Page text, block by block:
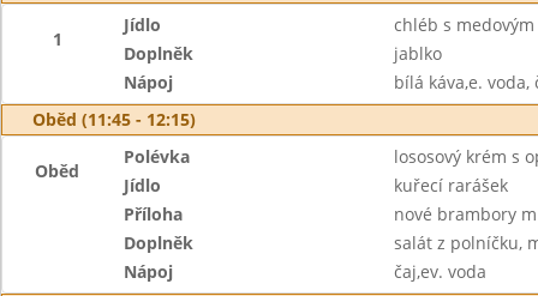
1
Jídlo
chléb s
Doplněk
jablko
Nápoj
bílá káva,e. voda,
Oběd (11:45 - 12:15)
Oběd
Polévka
lososový krém s
Jídlo
kuřecí rarášek
Příloha
nové brambory
Doplněk
salát z polníčku,
Nápoj
čaj,ev. voda